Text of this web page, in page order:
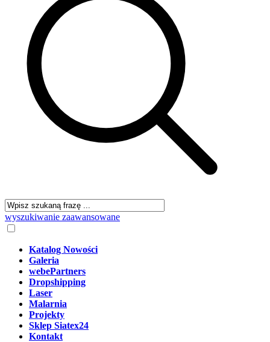
wyszukiwanie zaawansowane
Katalog Nowości
Galeria
webePartners
Dropshipping
Laser
Malarnia
Projekty
Sklep Siatex24
Kontakt